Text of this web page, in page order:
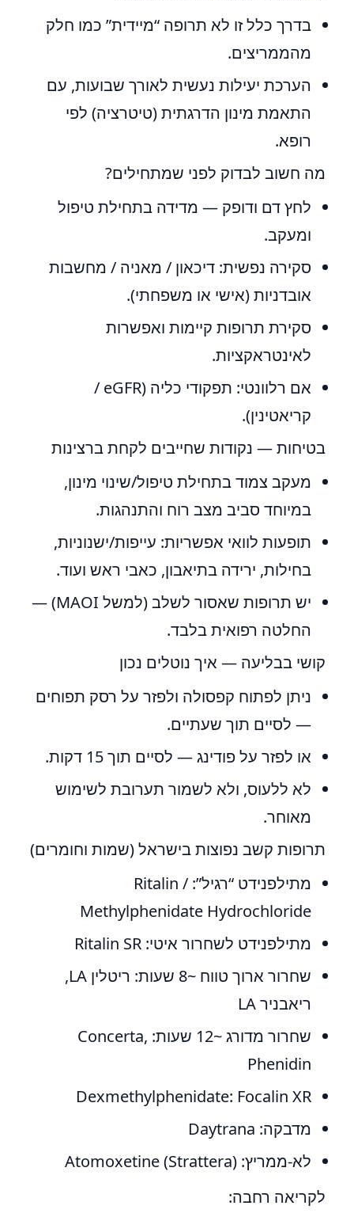
בדרך כלל זו לא תרופה “מיידית” כמו חלק
מהממריצים.
הערכת יעילות נעשית לאורך שבועות, עם
התאמת מינון הדרגתית (טיטרציה) לפי
רופא.
מה חשוב לבדוק לפני שמתחילים?
לחץ דם ודופק — מדידה בתחילת טיפול
ומעקב.
סקירה נפשית: דיכאון / מאניה / מחשבות
אובדניות (אישי או משפחתי).
סקירת תרופות קיימות ואפשרות
לאינטראקציות.
אם רלוונטי: תפקודי כליה (eGFR /
קריאטינין).
בטיחות — נקודות שחייבים לקחת ברצינות
מעקב צמוד בתחילת טיפול/שינוי מינון,
במיוחד סביב מצב רוח והתנהגות.
תופעות לוואי אפשריות: עייפות/ישנוניות,
בחילות, ירידה בתיאבון, כאבי ראש ועוד.
יש תרופות שאסור לשלב (למשל MAOI) —
החלטה רפואית בלבד.
קושי בבליעה — איך נוטלים נכון
ניתן לפתוח קפסולה ולפזר על רסק תפוחים
— לסיים תוך שעתיים.
או לפזר על פודינג — לסיים תוך 15 דקות.
לא ללעוס, ולא לשמור תערובת לשימוש
מאוחר.
תרופות קשב נפוצות בישראל (שמות וחומרים)
מתילפנידט “רגיל”: Ritalin /
Methylphenidate Hydrochloride
מתילפנידט לשחרור איטי: Ritalin SR
שחרור ארוך טווח ~8 שעות: ריטלין LA,
ריאבניר LA
שחרור מדורג ~12 שעות: Concerta,
Phenidin
Dexmethylphenidate: Focalin XR
מדבקה: Daytrana
לא-ממריץ: Atomoxetine (Strattera)
לקריאה רחבה: